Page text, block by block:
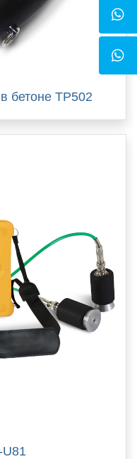
бетоне TP502
U81